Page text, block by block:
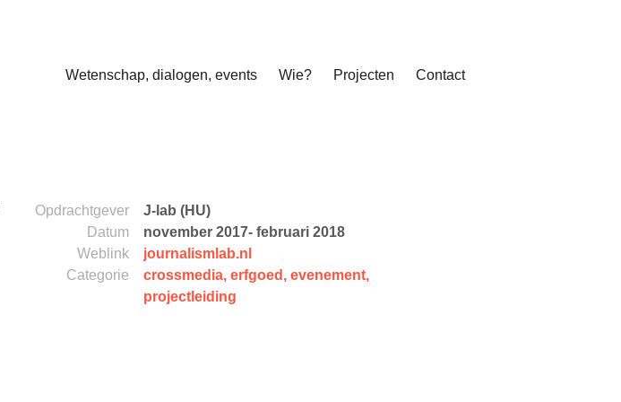
Wetenschap, dialogen, events Wie? Projecten Contact
Opdrachtgever
J-lab (HU)
Datum
november 2017- februari 2018
Weblink
journalismlab.nl
Categorie
crossmedia, erfgoed , evenement,
projectleiding